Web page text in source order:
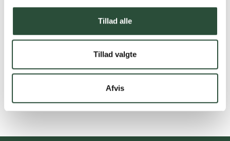
Tillad alle
Tillad valgte
Afvis